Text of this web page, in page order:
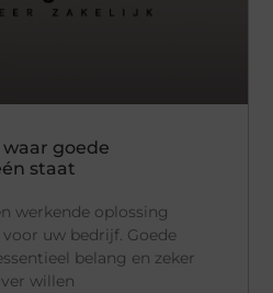
goede
staat
werkende oplossing
uw bedrijf. Goede
belang en zeker
willen